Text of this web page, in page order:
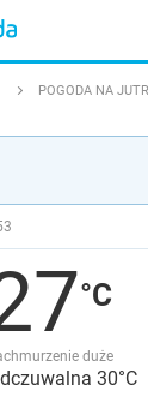
POGODA NA
duże
30°C